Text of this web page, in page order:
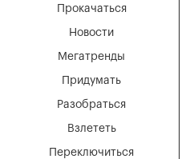
Мегатренды
Придумать
Разобраться
Взлететь
Новости
Переключиться
Прокачаться